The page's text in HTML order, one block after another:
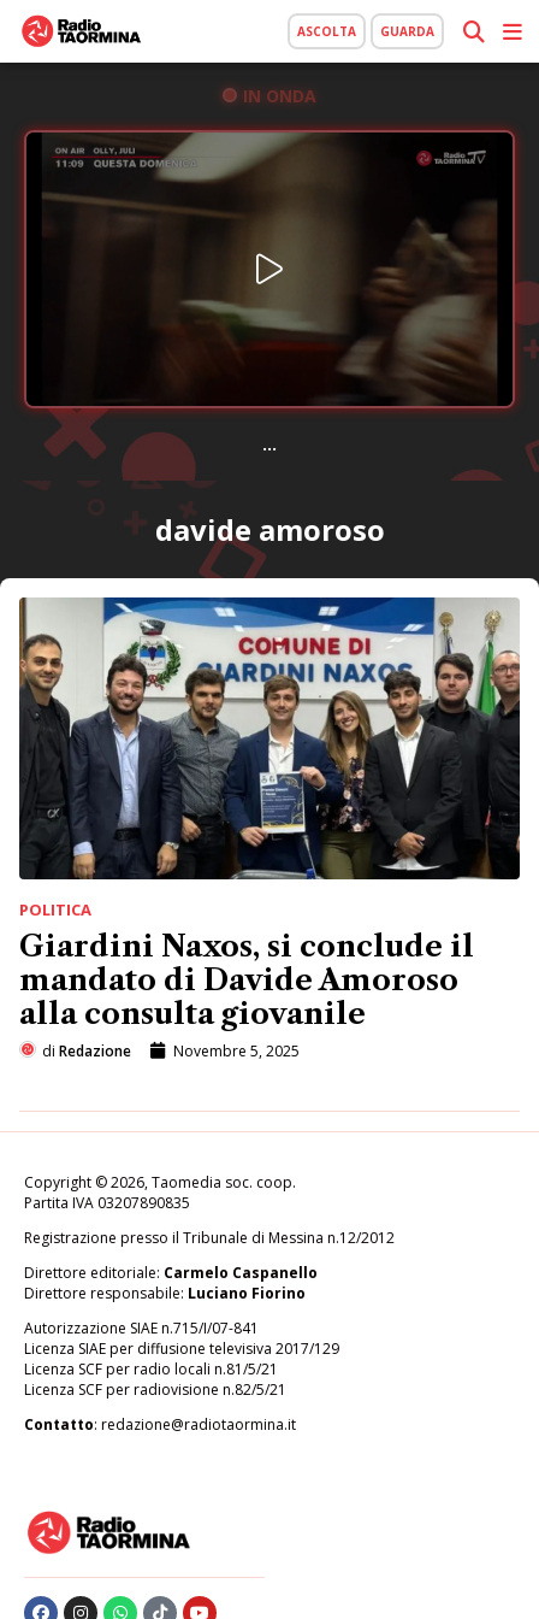
ASCOLTA GUARDA
IN ONDA
...
davide amoroso
POLITICA
Giardini Naxos, si conclude il
mandato di Davide Amoroso
alla consulta giovanile
di Redazione Novembre 5, 2025
Copyright © 2026, Taomedia soc. coop.
Partita IVA 03207890835
Registrazione presso il Tribunale di Messina n.12/2012
Direttore editoriale: Carmelo Caspanello
Direttore responsabile: Luciano Fiorino
Autorizzazione SIAE n.715/I/07-841
Licenza SIAE per diffusione televisiva 2017/129
Licenza SCF per radio locali n.81/5/21
Licenza SCF per radiovisione n.82/5/21
Contatto: redazione@radiotaormina.it